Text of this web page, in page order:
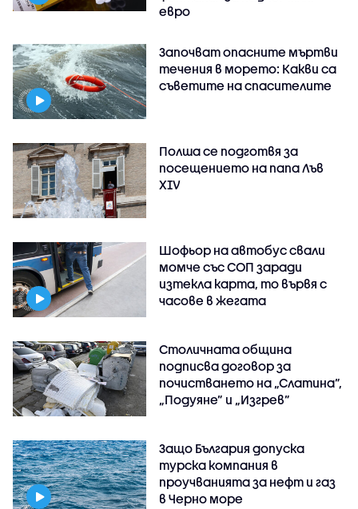
евро
Започват опасните мъртви
течения в морето: Какви са
съветите на спасителите
Полша се подготвя за
посещението на папа Лъв
XIV
Шофьор на автобус свали
момче със СОП заради
изтекла карта, то вървя с
часове в жегата
Столичната община
подписва договор за
почистването на „Слатина”,
„Подуяне” и „Изгрев”
Защо България допуска
турска компания в
проучванията за нефт и газ
в Черно море